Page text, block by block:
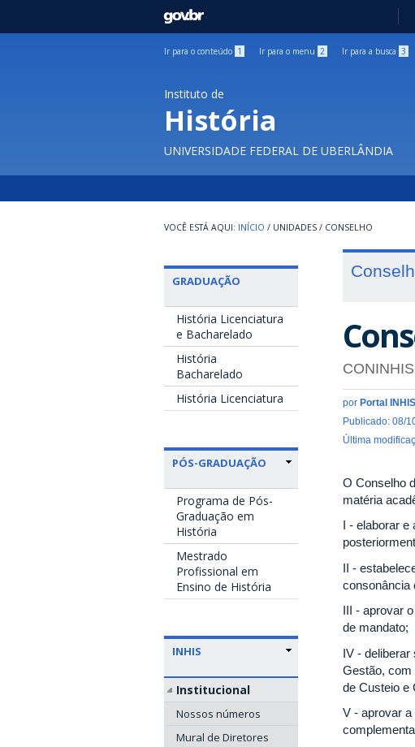
GOVBR
Ir para o conteúdo 1 Ir para o menu 2 Ir para a busca 3
Instituto de
História
UNIVERSIDADE FEDERAL DE UBERLÂNDIA
INÍCIO / UNIDADES / CONSELHO
GRADUAÇÃO
História Licenciatura
e Bacharelado
História
Bacharelado
História Licenciatura
PÓS-GRADUAÇÃO
Programa de Pós-
Graduação em
História
Mestrado
Profissional em
Ensino de História
INHIS
Institucional
Nossos números
Mural de Diretores
CONINHIS
por Portal INHIS
Publicado: 08/
Última
O Conselho
matéria
I - elaborar e
II -
consonância
III - aprovar
de mandato;
IV -
Gestão, com
de Custeio e
V - aprovar